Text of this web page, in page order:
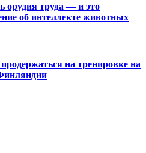
орудия труда — и это
об интеллекте животных
на тренировке на